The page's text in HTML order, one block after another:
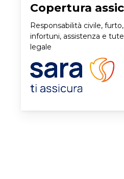
Copertura
Responsabilità civile, furto,
infortuni, assistenza e
legale